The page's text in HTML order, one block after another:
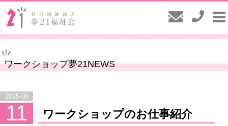
ワークショップ夢21NEWS
2025-03
11 ワークショップのお仕事紹介